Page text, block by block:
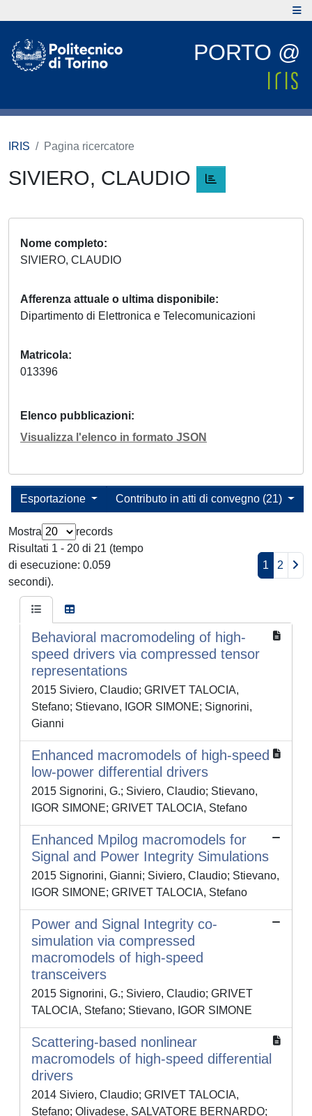
PORTO @
IRIS Pagina ricercatore
SIVIERO, CLAUDIO
Nome completo
SIVIERO, CLAUDIO
Afferenza attuale o ultima disponibile
Dipartimento di Elettronica e Telecomunicazioni
Matricola
013396
Elenco pubblicazioni
Visualizza l'elenco in formato JSON
Contributo in atti di convegno (21)
Esportazione
Mostra
records
Risultati 1 - 20 di 21 (tempo
di esecuzione: 0.059
secondi).
1 2
Behavioral macromodeling of high-
speed drivers via compressed tensor
representations
2015 Siviero, Claudio; GRIVET TALOCIA,
Stefano; Stievano, IGOR SIMONE; Signorini,
Gianni
Enhanced macromodels of high-speed
low-power differential drivers
2015 Signorini, G.; Siviero, Claudio; Stievano,
IGOR SIMONE; GRIVET TALOCIA, Stefano
Enhanced Mpilog macromodels for
Signal and Power Integrity Simulations
2015 Signorini, Gianni; Siviero, Claudio; Stievano,
IGOR SIMONE; GRIVET TALOCIA, Stefano
Power and Signal Integrity co-
simulation via compressed
macromodels of high-speed
transceivers
2015 Signorini, G.; Siviero, Claudio; GRIVET
TALOCIA, Stefano; Stievano, IGOR SIMONE
Scattering-based nonlinear
macromodels of high-speed differential
drivers
2014 Siviero, Claudio; GRIVET TALOCIA,
Stefano; Olivadese, SALVATORE BERNARDO;